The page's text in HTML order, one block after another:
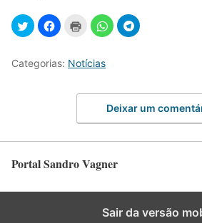
Categorias: Notícias
Deixar um
Portal Sandro Vagner
Sair da versão